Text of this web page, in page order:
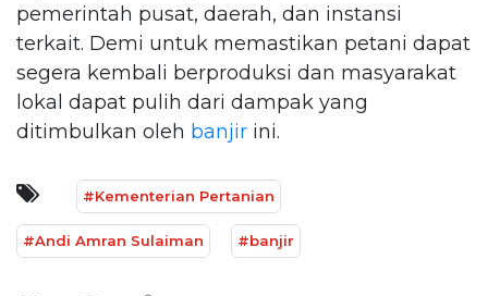
pemerintah pusat, daerah, dan instansi
terkait. Demi untuk memastikan petani dapat
segera kembali berproduksi dan masyarakat
lokal dapat pulih dari dampak yang
ditimbulkan oleh banjir ini.
#Kementerian Pertanian
#Andi Amran Sulaiman #banjir